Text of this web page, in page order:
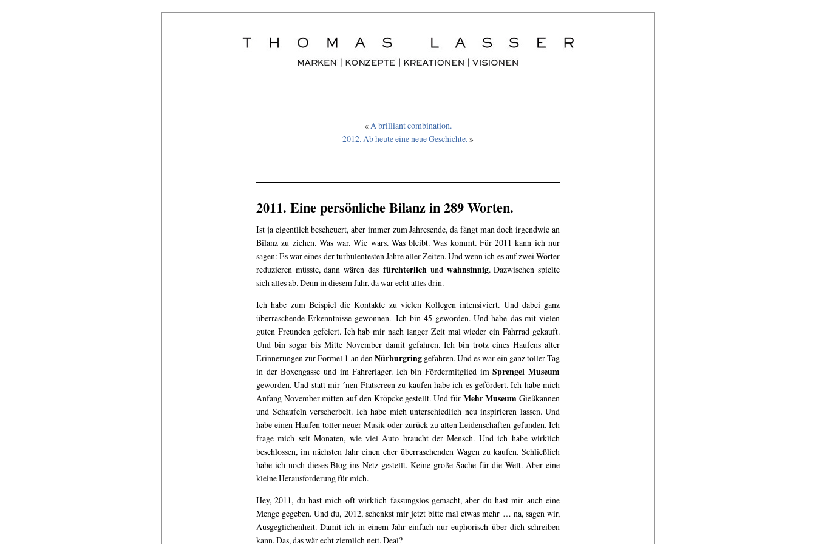
«A brilliant combination.
2012. Ab heute eine neue Geschichte.»
2011. Eine persönliche Bilanz in 289 Worten.
Ist ja eigentlich bescheuert, aber immer zum Jahresende, da fängt man doch irgendwie an
Bilanz zu ziehen. Was war. Wie wars. Was bleibt. Was kommt. Für 2011 kann ich nur
sagen: Es war eines der turbulentesten Jahre aller Zeiten. Und wenn ich es auf zwei Wörter
reduzieren müsste, dann wären dasfürchterlich und wahnsinnig. Dazwischen spielte
sich alles ab. Denn in diesem Jahr, da war echt alles drin.
Ich habe zum Beispiel die Kontakte zu vielen Kollegen intensiviert. Und dabei ganz
überraschende Erkenntnisse gewonnen. Ich bin 45 geworden. Und habe das mit vielen
guten Freunden gefeiert. Ich hab mir nach langer Zeit mal wieder ein Fahrrad gekauft.
Und bin sogar bis Mitte November damit gefahren. Ich bin trotz eines Haufens alter
Erinnerungen zur Formel 1 an denNürburgringgefahren. Und es war ein ganz toller Tag
in der Boxengasse und im Fahrerlager. Ich bin Fördermitglied imSprengel Museum
geworden. Und statt mir ´nen Flatscreen zu kaufen habe ich es gefördert. Ich habe mich
Anfang November mitten auf den Kröpcke gestellt. Und für Mehr Museum Gießkannen
und Schaufeln verscherbelt. Ich habe mich unterschiedlich neu inspirieren lassen. Und
habe einen Haufen toller neuer Musik oder zurück zu alten Leidenschaften gefunden. Ich
frage mich seit Monaten, wie viel Auto braucht der Mensch. Und ich habe wirklich
beschlossen, im nächsten Jahr einen eher überraschenden Wagen zu kaufen. Schließlich
habe ich noch dieses Blog ins Netz gestellt. Keine große Sache für die Welt. Aber eine
kleine Herausforderung für mich.
Hey, 2011, du hast mich oft wirklich fassungslos gemacht, aber du hast mir auch eine
Menge gegeben. Und du, 2012, schenkst mir jetzt bitte mal etwas mehr … na, sagen wir,
Ausgeglichenheit. Damit ich in einem Jahr einfach nur euphorisch über dich schreiben
kann. Das, das wär echt ziemlich nett. Deal?